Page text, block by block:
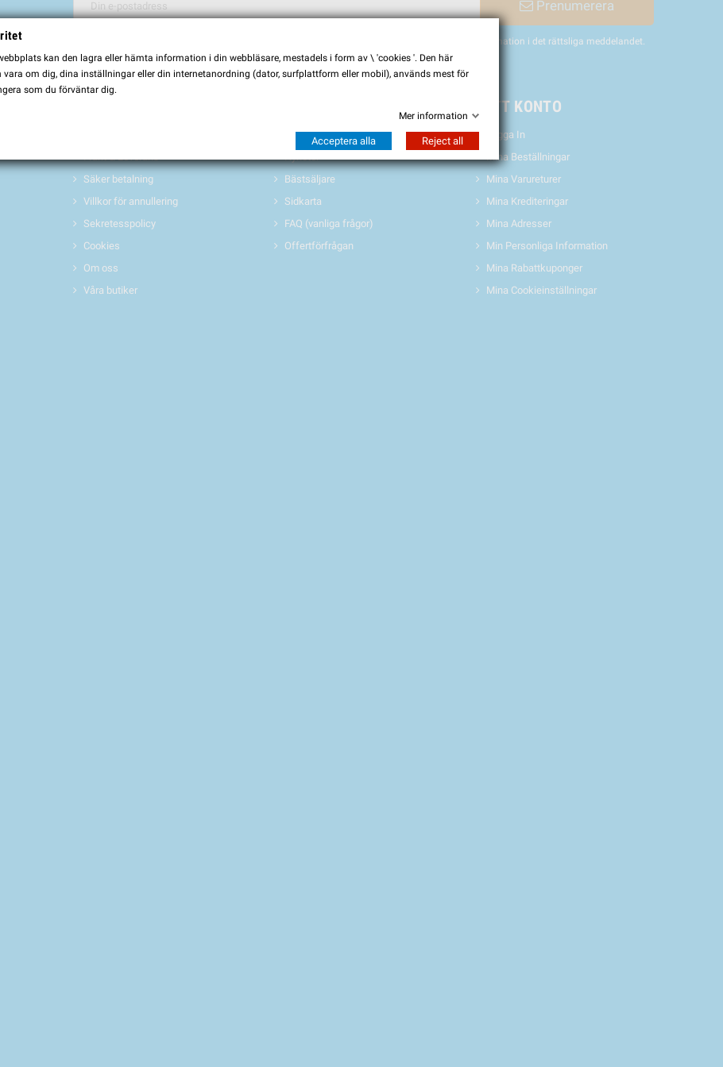
Prenumerera
Du kan avbryta prenumerationen när som helst. För detta ändamål, vänligen hitta vår kontaktinformation i det rättsliga meddelandet.
Jag godkänner villkoren och sekretesspolicyen
Frakt & Leverans
Säker betalning
Villkor för annullering
Sekretesspolicy
Cookies
Om oss
Våra butiker
Erbjudanden/REA
Nyheter
Bästsäljare
Sidkarta
FAQ (vanliga frågor)
Offertförfrågan
MITT KONTO
Logga In
Mina Beställningar
Mina Varureturer
Mina Krediteringar
Mina Adresser
Min Personliga Information
Mina Rabattkuponger
Mina Cookieinställningar
kan den lagra eller hämta information i din webbläsare, mestadels i form av \ 'cookies '. Den här
vara om dig, dina inställningar eller din internetanordning (dator, surfplattform eller mobil), används mest för
som du förväntar dig.
Mer information
Acceptera alla Reject all